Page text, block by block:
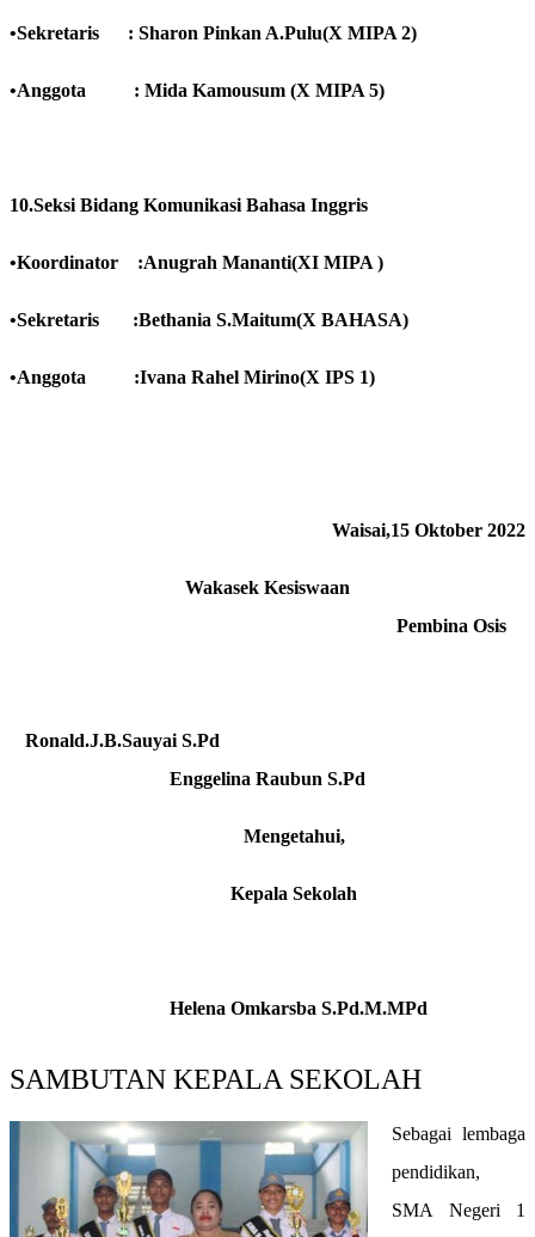
•Sekretaris : Sharon Pinkan A.Pulu(X MIPA 2)
•Anggota : Mida Kamousum (X MIPA 5)
10.Seksi Bidang Komunikasi Bahasa Inggris
•Koordinator :Anugrah Mananti(XI MIPA )
•Sekretaris :Bethania S.Maitum(X BAHASA)
•Anggota :Ivana Rahel Mirino(X IPS 1)
Waisai,15 Oktober 2022
Wakasek Kesiswaan
Pembina Osis
Ronald.J.B.Sauyai S.Pd
Enggelina Raubun S.Pd
Mengetahui,
Kepala Sekolah
Helena Omkarsba S.Pd.M.MPd
SAMBUTAN KEPALA SEKOLAH
Sebagai lembaga
pendidikan,
SMA Negeri 1